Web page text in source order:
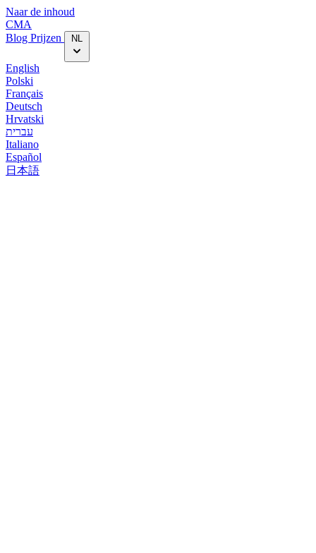
Naar de inhoud
CMA
Blog‎ Prijzen NL
English
Polski
Français
Deutsch
Hrvatski
עברית
Italiano
Español
日本語